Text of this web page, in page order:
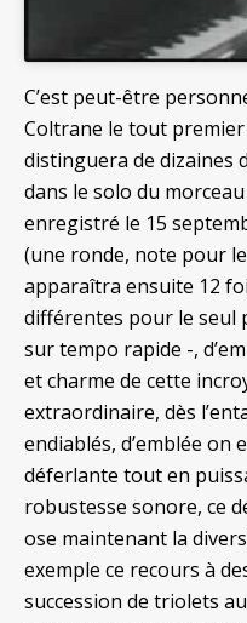
C’est peut-être
Coltrane le tout
distinguera de dizaines
dans le solo du
enregistré le 15
(une ronde, note pour
apparaîtra ensuite 12
différentes pour le seul
sur tempo rapide -,
et charme de cette
extraordinaire, dès
endiablés, d’emblée on
déferlante tout en
robustesse sonore, ce
ose maintenant la
exemple ce recours à
succession de triolets